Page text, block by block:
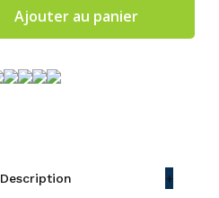
Ajouter au panier
Description